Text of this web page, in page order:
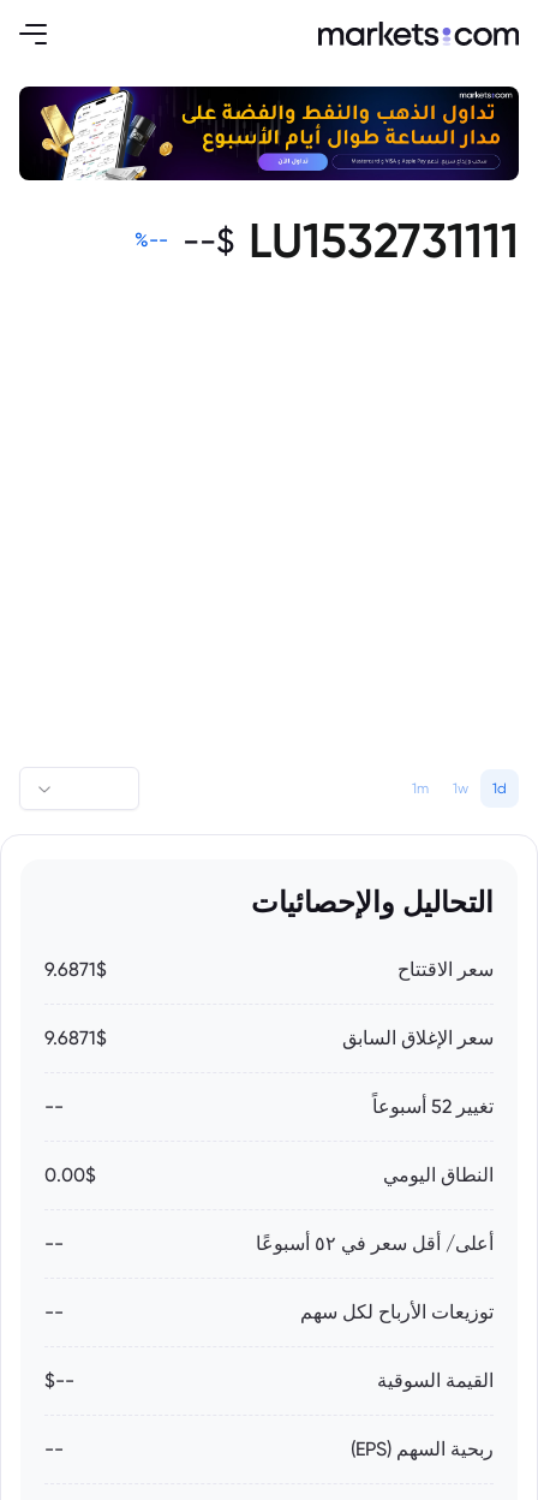
LU1532731111
$
--
--
%
1d
1w
1m
التحاليل والإحصائيات
سعر الاقتتاح 9.6871$
سعر الإغلاق السابق 9.6871$
تغيير 52 أسبوعاً --
النطاق اليومي 0.00$
أعلى/ أقل سعر في ٥٢ أسبوعًا --
توزيعات الأرباح لكل سهم --
القيمة السوقية --$
ربحية السهم (EPS) --